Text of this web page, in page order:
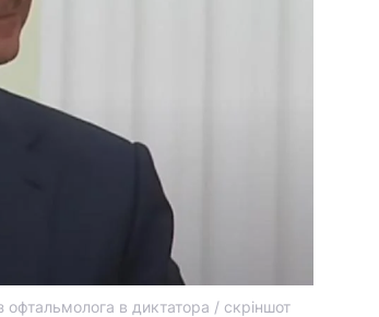
офтальмолога в диктатора / скріншот